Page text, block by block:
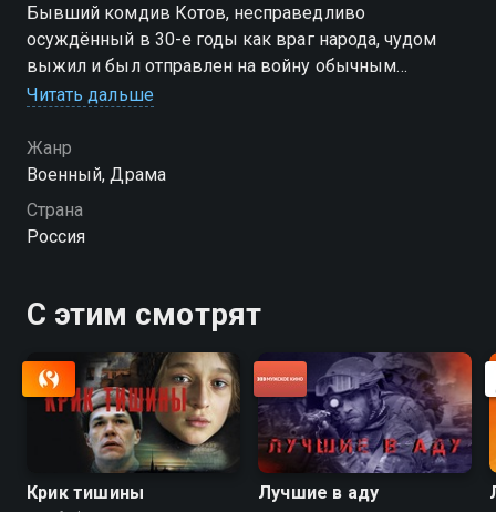
Бывший комдив Котов, несправедливо
осуждённый в 30-е годы как враг народа, чудом
выжил и был отправлен на войну обычным
рядовым бойцом штрафного батальона. Воевал, как
будущее больше, чем на один день
Читать дальше
Жанр
Военный, Драма
Страна
Россия
С этим смотрят
Крик тишины Лучшие в аду